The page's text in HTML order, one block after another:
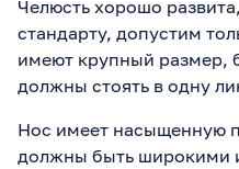
Челюсть хорошо
стандарту, допустим
имеют крупный размер,
должны стоять в одну
Нос имеет насыщенную
должны быть широкими